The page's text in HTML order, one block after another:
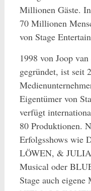
Millionen Gäste.
70 Millionen
von Stage
1998 von Joop
gegründet, ist seit
Eigentümer von
verfügt
80 Produktionen.
Erfolgsshows wie
LÖWEN, &
Musical oder
Stage auch